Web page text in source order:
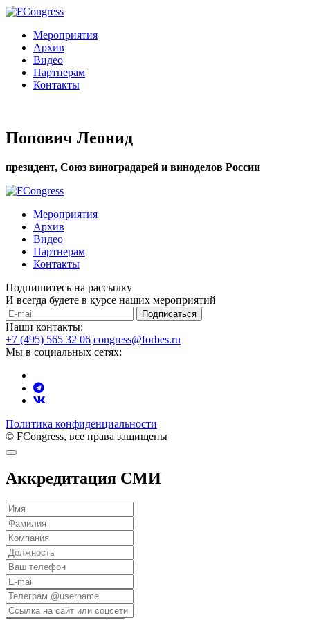
Мероприятия
Архив
Видео
Партнерам
Контакты
Попович Леонид
президент, Союз виноградарей и виноделов России
Мероприятия
Архив
Видео
Партнерам
Контакты
Подпишитесь на рассылку
И всегда будете в курсе наших мероприятий
Подписаться
Наши контакты:
+7 (495) 565 32 06 congress@forbes.ru
Мы в социальных сетях:
Политика конфиденциальности
© FCongress, все права защищены
Аккредитация СМИ